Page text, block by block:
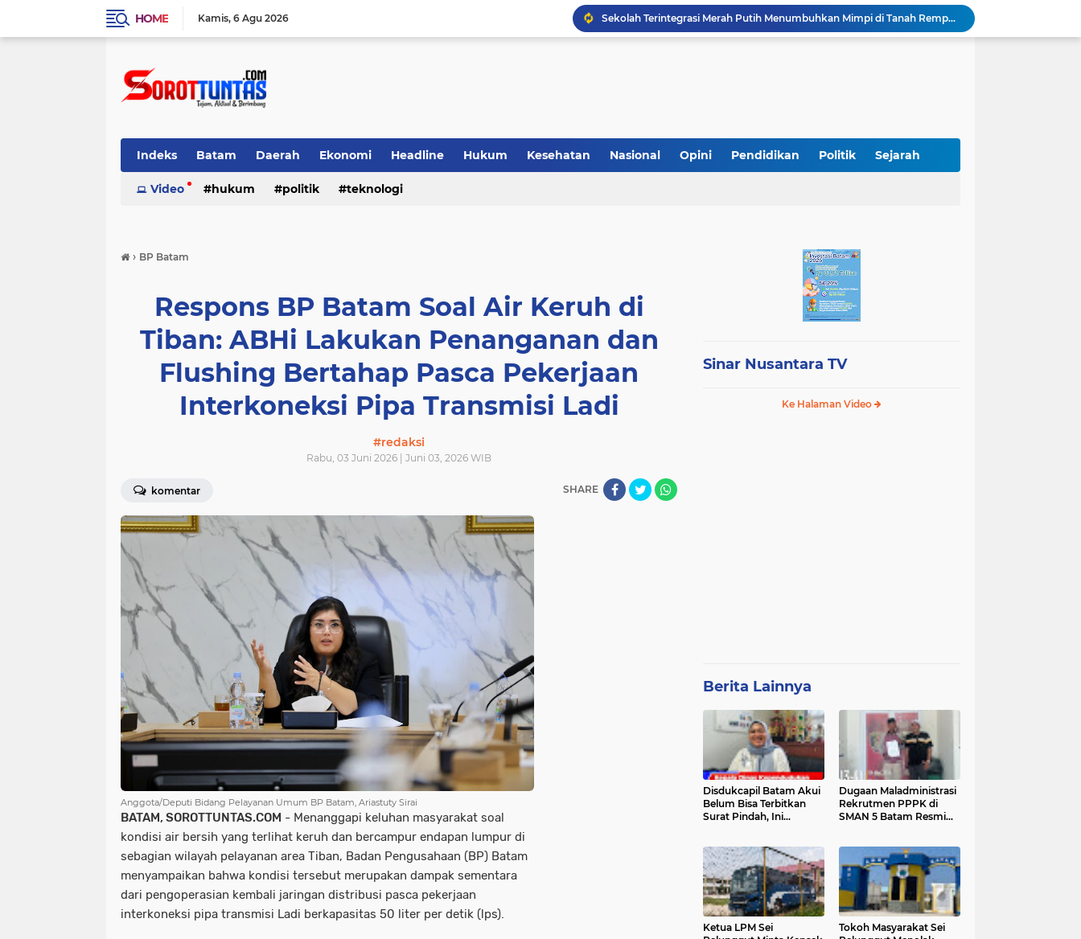
HOME Kamis 6 Agu 2026
Sekolah Terintegrasi Merah Putih Menumbuhkan Mimpi di Tanah Rempang-Galang
BP Batam Imbau Masyarakat Jaga Aset Publik di Kawasan Jembatan Barelang
Modus Koperasi Diduga Jual LKS, SMA Negeri 17 Batam Potensi Raup Rp300 Juta Lebih
Indeks Batam Daerah Ekonomi Headline Hukum Kesehatan Nasional Opini Pendidikan Politik Sejarah
Teknologi
Video hukum politik teknologi
› BP Batam
Respons BP Batam Soal Air Keruh di
Tiban: ABHi Lakukan Penanganan dan
Flushing Bertahap Pasca Pekerjaan
Interkoneksi Pipa Transmisi Ladi
#redaksi
Rabu, 03 Juni 2026 | Juni 03, 2026 WIB
komentar SHARE
Anggota/Deputi Bidang Pelayanan Umum BP Batam, Ariastuty Sirai
BATAM, SOROTTUNTAS.COM - Menanggapi keluhan masyarakat soal
kondisi air bersih yang terlihat keruh dan bercampur endapan lumpur di
sebagian wilayah pelayanan area Tiban, Badan Pengusahaan (BP) Batam
menyampaikan bahwa kondisi tersebut merupakan dampak sementara
dari pengoperasian kembali jaringan distribusi pasca pekerjaan
interkoneksi pipa transmisi Ladi berkapasitas 50 liter per detik (lps).
Sinar Nusantara TV
Ke Halaman Video
Berita Lainnya
Disdukcapil Batam Akui
Belum Bisa Terbitkan
Surat Pindah, Ini
Dugaan Maladministrasi
Rekrutmen PPPK di
SMAN 5 Batam Resmi
Ketua LPM Sei
Tokoh Masyarakat Sei